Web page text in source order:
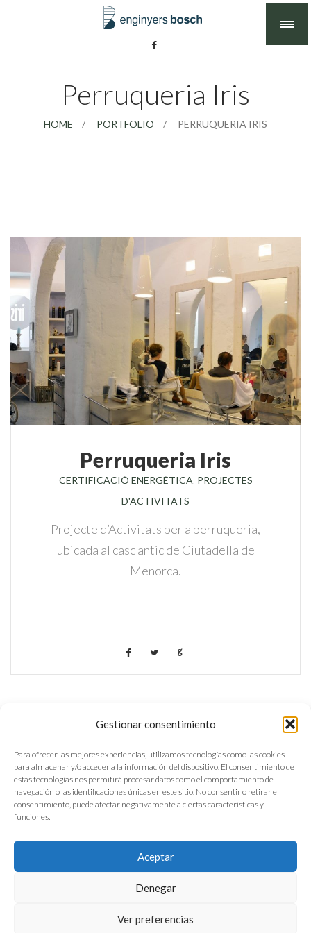
Gestionar consentimiento
Para ofrecer las mejores experiencias, utilizamos tecnologías como las cookies
para almacenar y/o acceder a la información del dispositivo. El consentimiento de
estas tecnologías nos permitirá procesar datos como el comportamiento de
navegación o las identificaciones únicas en este sitio. No consentir o retirar el
consentimiento, puede afectar negativamente a ciertas características y
funciones.
Aceptar
Denegar
Ver preferencias
Perruqueria Iris
HOME PORTFOLIO PERRUQUERIA IRIS
Perruqueria Iris
CERTIFICACIÓ ENERGÈTICA PROJECTES
D'ACTIVITATS
Projecte d’Activitats per a perruqueria,
ubicada al casc antic de Ciutadella de
Menorca.
Política de privacidad
Aviso legal